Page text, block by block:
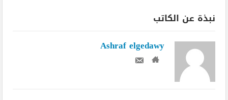
نبذة عن الكاتب
Ashraf elgedawy